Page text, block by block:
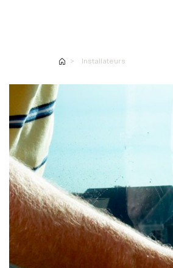
Installateurs